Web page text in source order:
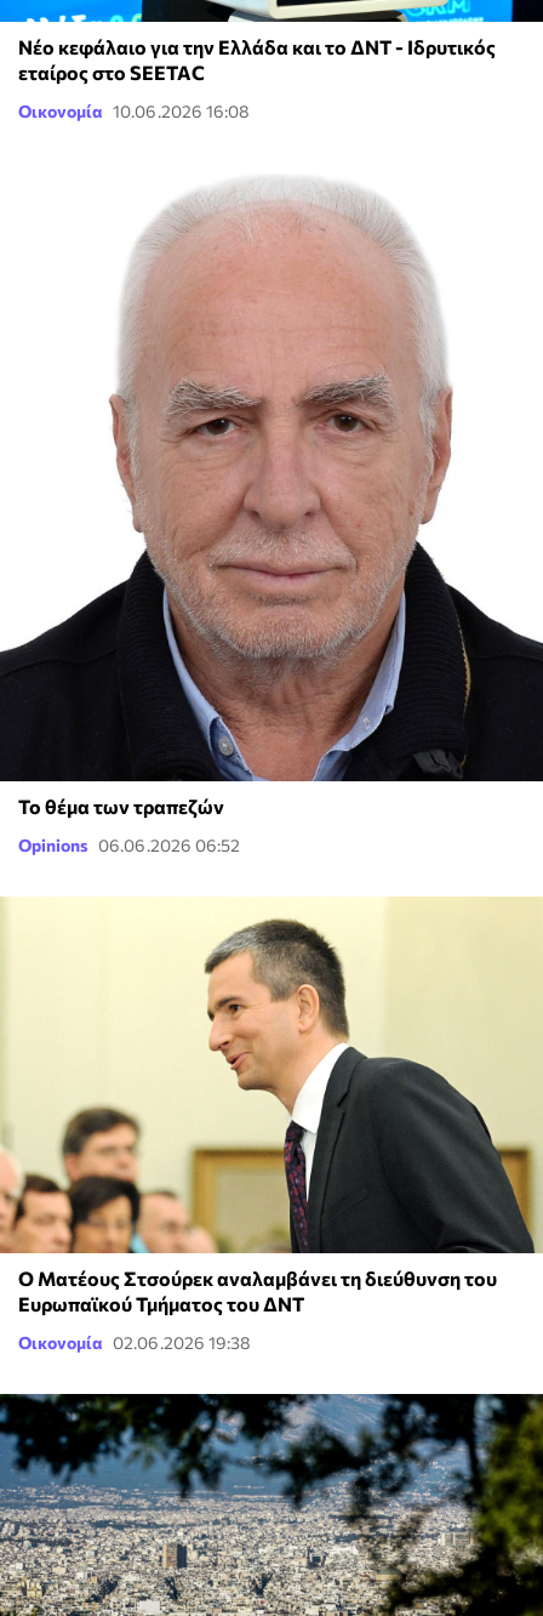
Νέο κεφάλαιο για την Ελλάδα και το ΔΝΤ - Ιδρυτικός
εταίρος στο SEETAC
Οικονομία 10.06.2026 16:08
Το θέμα των τραπεζών
Opinions 06.06.2026 06:52
Ο Ματέους Στσούρεκ αναλαμβάνει τη διεύθυνση του
Ευρωπαϊκού Τμήματος του ΔΝΤ
Οικονομία 02.06.2026 19:38